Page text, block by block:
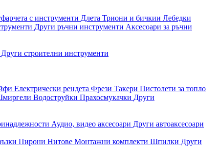
с инструменти Длета Триони и бичкии Лебедки
Други ръчни инструменти Аксесоари за ръчни
Други строителни инструменти
Електрически рендета Фрези Такери Пистолети за топло
Водоструйки Прахосмукачки Други
Аудио, видео аксесоари Други автоаксесоари
Пирони Нитове Монтажни комплекти Шпилки Други